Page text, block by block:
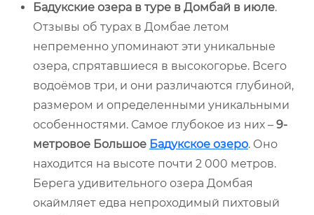
Бадукские озера в туре в Домбай в июле.
Отзывы об турах в Домбае летом
непременно упоминают эти уникальные
озера, спрятавшиеся в высокогорье. Всего
водоёмов три, и они различаются глубиной,
размером и определенными уникальными
особенностями. Самое глубокое из них – 9-
метровое Большое Бадукское озеро. Оно
находится на высоте почти 2 000 метров.
Берега удивительного озера Домбая
окаймляет едва непроходимый пихтовый